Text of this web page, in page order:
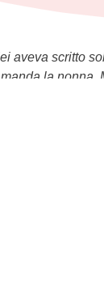
scritto
la nonna.